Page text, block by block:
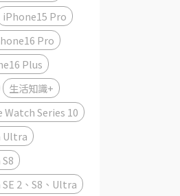
iPhone15 Pro
Pro
Plus
生活知識+
Watch Series 10
Ultra
2、S8、Ultra